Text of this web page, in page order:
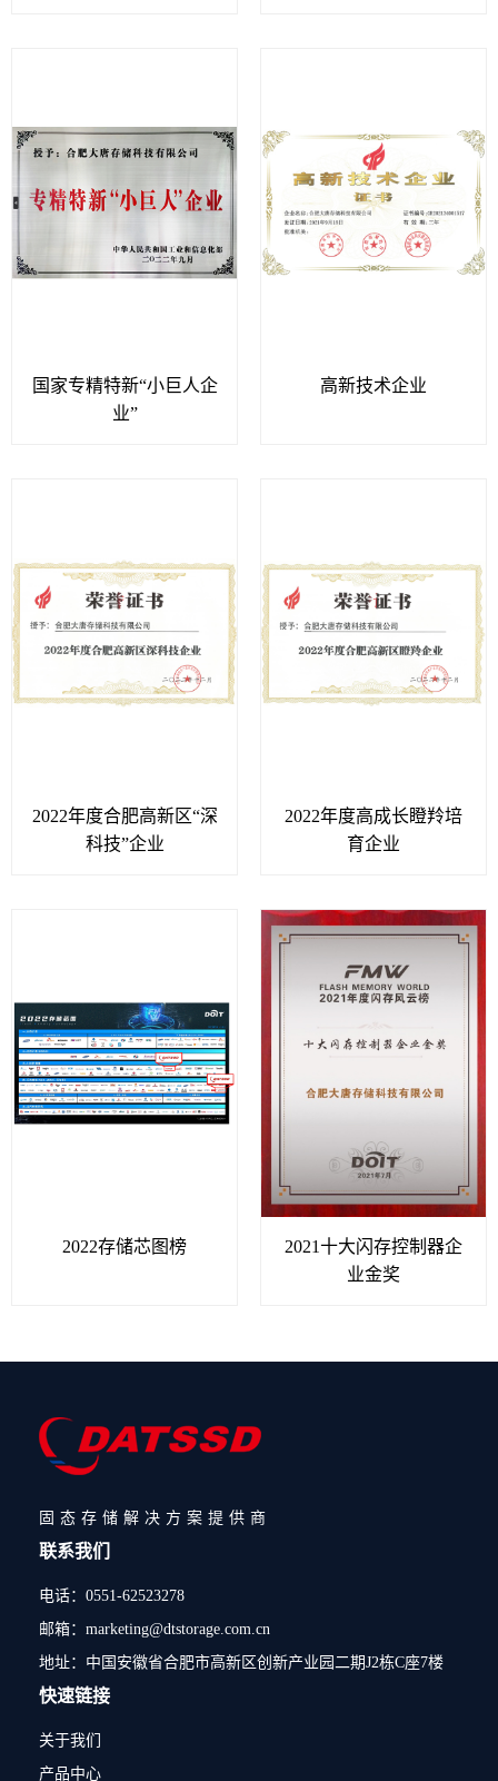
国家专精特新“小巨人企
业”
高新技术企业
2022年度合肥高新区“深
科技”企业
2022年度高成长瞪羚培
育企业
2022存储芯图榜
2021十大闪存控制器企
业金奖
固态存储解决方案提供商
联系我们
电话：0551-62523278
邮箱：marketing@dtstorage.com.cn
地址：中国安徽省合肥市高新区创新产业园二期J2栋C座7楼
快速链接
关于我们
产品中心